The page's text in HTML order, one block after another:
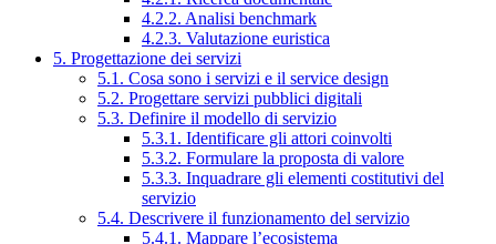
4.2.2. Analisi benchmark
4.2.3. Valutazione euristica
5. Progettazione dei servizi
5.1. Cosa sono i servizi e il service design
5.2. Progettare servizi pubblici digitali
5.3. Definire il modello di servizio
5.3.1. Identificare gli attori coinvolti
5.3.2. Formulare la proposta di valore
5.3.3. Inquadrare gli elementi costitutivi del
servizio
5.4. Descrivere il funzionamento del servizio
5.4.1. Mappare l’ecosistema